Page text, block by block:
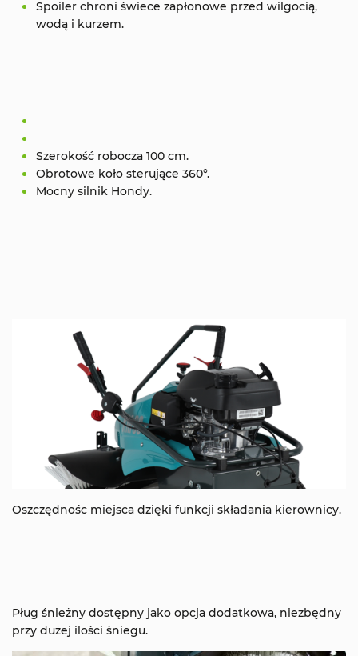
Spoiler chroni świece zapłonowe przed wilgocią,
wodą i kurzem.
Szerokość robocza 100 cm.
Obrotowe koło sterujące 360°.
Mocny silnik Hondy.
Oszczędnośc miejsca dzięki funkcji składania kierownicy.
Pług śnieżny dostępny jako opcja dodatkowa, niezbędny
przy dużej ilości śniegu.